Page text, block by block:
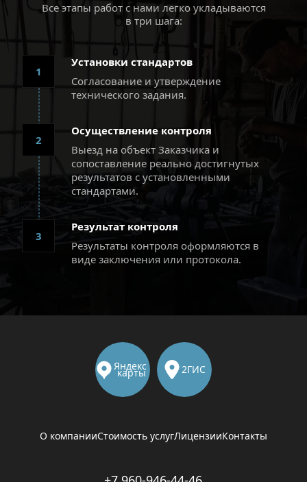
Все этапы работ с нами легко укладываются
в три шага:
1
Установки стандартов
Согласование и утверждение
технического задания.
2
Осуществление контроля
Выезд на объект Заказчика и
сопоставление реально достигнутых
результатов с установленными
стандартами.
3
Результат контроля
Результаты контроля оформляются в
виде заключения или протокола.
Яндекс
карты 2ГИС
О компанииСтоимость услугЛицензииКонтакты